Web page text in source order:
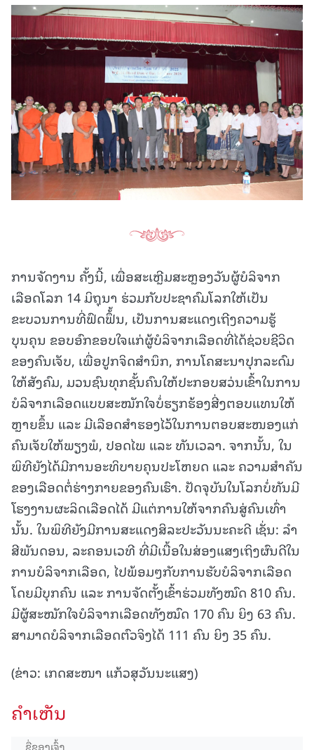
ການຈັດງານ ຄັ້ງນີ້, ເພື່ອສະເຫຼີມສະຫຼອງວັນຜູ້ບໍລິຈາກ
ເລືອດໂລກ 14 ມິຖຸນາ ຮ່ວມກັບປະຊາຄົມໂລກໃຫ້ເປັນ
ຂະບວນການທີ່ຟົດຟຶ້້ນ, ເປັນການສະແດງເຖີງຄວາມຮູ້
ບຸນຄຸນ ຂອບອົກຂອບໃຈແກ່ຜູ້ບໍລິຈາກເລືອດທີ່ໄດ້ຊ່ວຍຊີວິດ
ຂອງຄົນເຈັບ, ເພື່ອປູກຈິດສໍານຶກ, ການໂຄສະນາປຸກລະດົມ
ໃຫ້ສັງຄົມ, ມວນຊົນທຸກຊັ້ນຄົນໃຫ້ປະກອບສວ່ນເຂົ້າໃນການ
ບໍລິຈາກເລືອດແບບສະໝັກໃຈບໍ່ຮຽກຮ້ອງສີ່ງຕອບແທນໃຫ້
ຫຼາຍຂຶ້ນ ແລະ ມີເລືອດສໍາຮອງໄວ້ໃນການຕອບສະໜອງແກ່
ຄົນເຈັບໃຫ້ພຽງພໍ, ປອດໄພ ແລະ ທັນເວລາ. ຈາກນັ້ນ, ໃນ
ພິທີຍັງໄດ້ມີການອະທິບາຍຄຸນປະໂຫຍດ ແລະ ຄວາມສຳຄັນ
ຂອງເລືອດຕໍ່ຮ່າງກາຍຂອງຄົນເຮົາ. ປັດຈຸບັນໃນໂລກບໍ່ທັນມີ
ໂຮງງານຜະລິດເລືອດໄດ້ ມີແຕ່ການໃຫ້ຈາກຄົນສູ່ຄົນເທົ່າ
ນັ້ນ. ໃນພິທີຍັງມີການສະແດງສິລະປະວັນນະຄະດີ ເຊັ່ນ: ລໍາ
ສີພັນດອນ, ລະຄອນເວທີ ທີ່ມີເນື້ອໃນສ່ອງແສງເຖິງຜົນດີໃນ
ການບໍລິຈາກເລືອດ, ໄປພ້ອມໆກັບການຮັບບໍລິຈາກເລືອດ
ໂດຍມີບຸກຄົນ ແລະ ການຈັດຕັ້ງເຂົ້າຮ່ວມທັງໝົດ 810 ຄົນ.
ມີຜູ້ສະໝັກໃຈບໍລິຈາກເລືອດທັງໝົດ 170 ຄົນ ຍິງ 63 ຄົນ.
ສາມາດບໍລິຈາກເລືອດຕົວຈິງໄດ້ 111 ຄົນ ຍິງ 35 ຄົນ.
(ຂ່າວ: ເກດສະໜາ ແກ້ວສຸວັນນະແສງ)
ຄໍາເຫັນ